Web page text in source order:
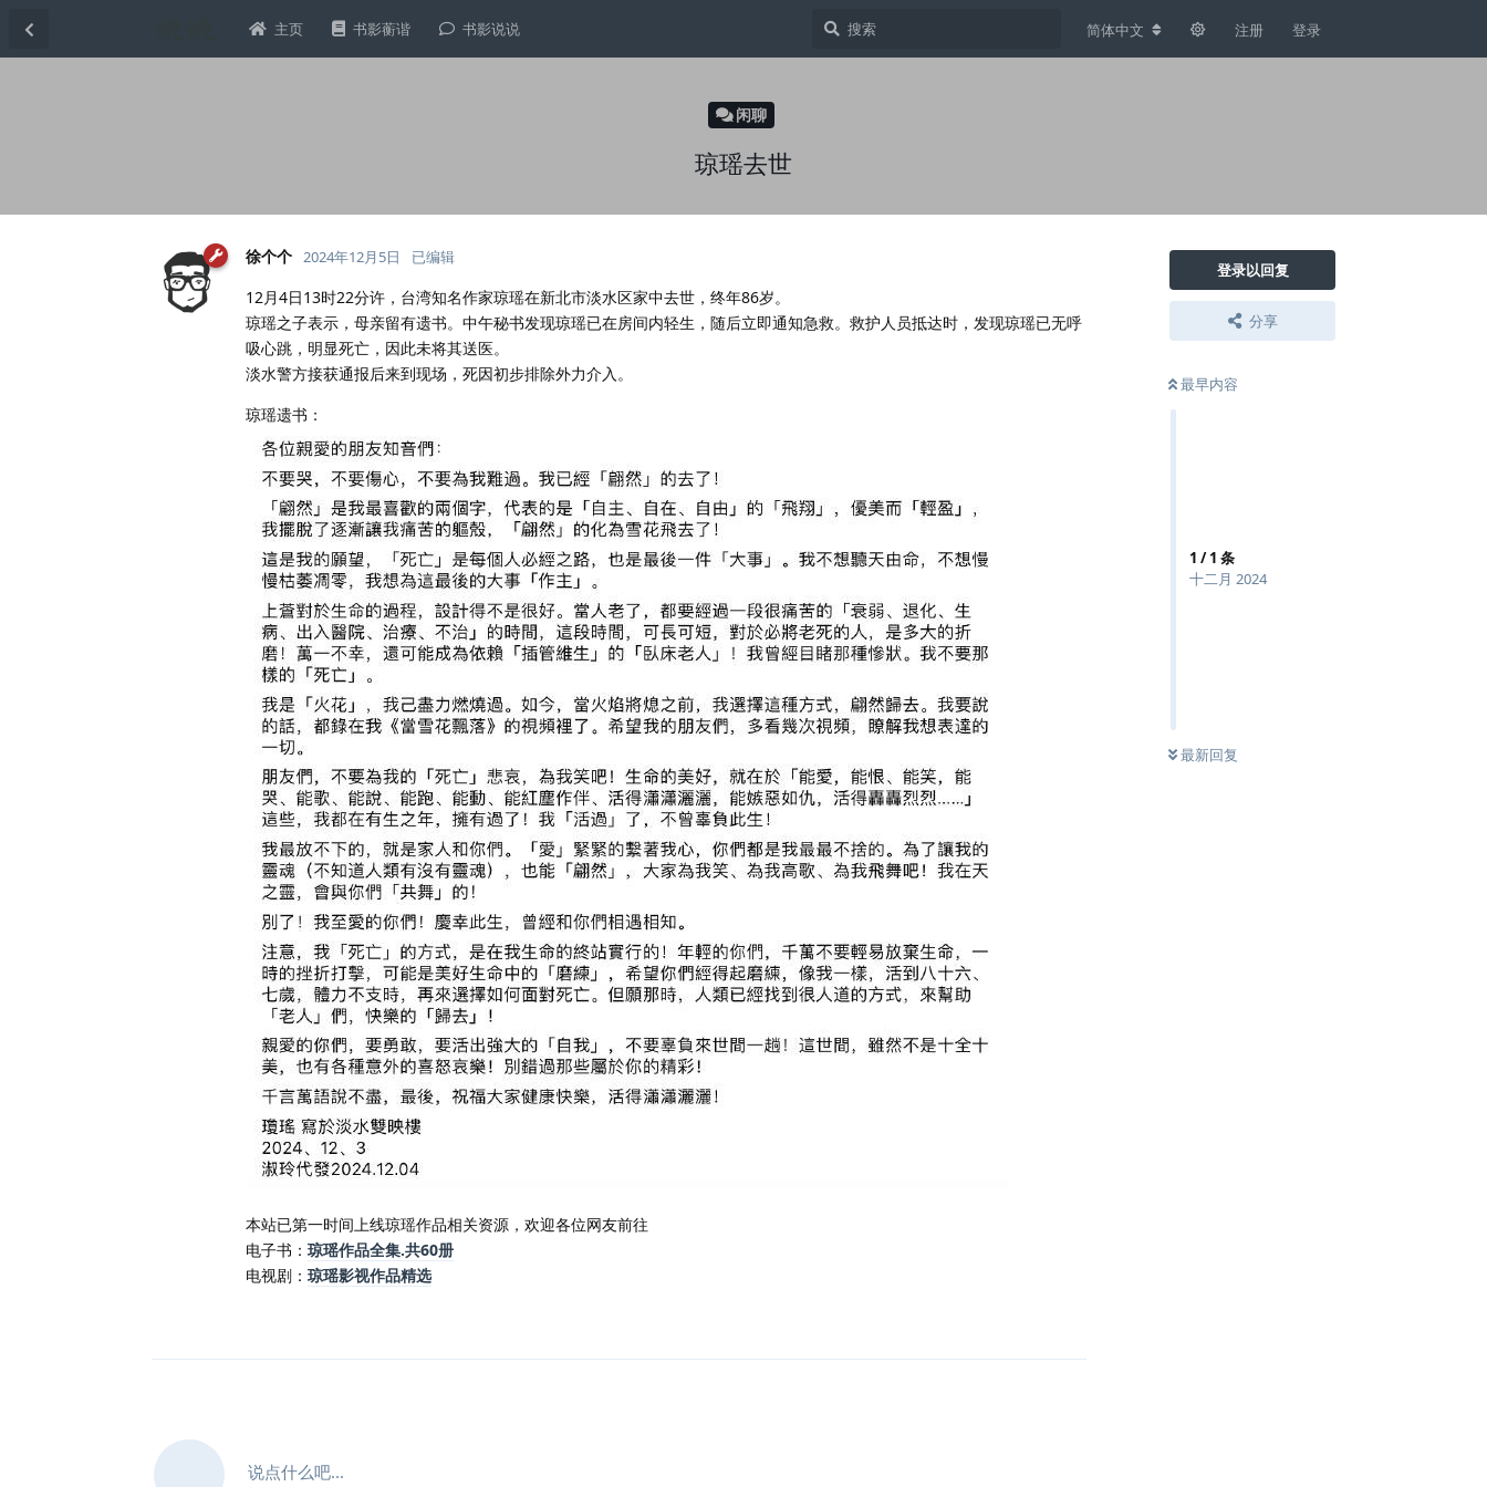
主页 书影蘅谐 书影说说 简体中文 注册 登录
闲聊
琼瑶去世
登录以回复
分享
最早内容
1 /1 条
十二月 2024
最新回复
徐个个 2024年12月5日 已编辑
12月4日13时22分许，台湾知名作家琼瑶在新北市淡水区家中去世，终年86岁。
琼瑶之子表示，母亲留有遗书。中午秘书发现琼瑶已在房间内轻生，随后立即通知急救。救护人员抵达时，发现琼瑶已无呼
吸心跳，明显死亡，因此未将其送医。
淡水警方接获通报后来到现场，死因初步排除外力介入。
琼瑶遗书：
本站已第一时间上线琼瑶作品相关资源，欢迎各位网友前往
电子书： 琼瑶作品全集.共60册
电视剧： 琼瑶影视作品精选
说点什么吧...